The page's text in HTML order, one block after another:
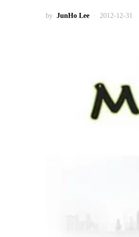
by JunHo Lee 2012-12-31